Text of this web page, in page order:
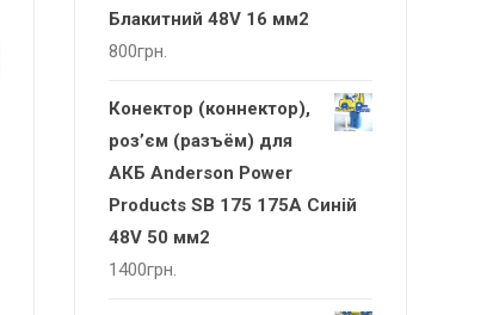
Блакитний 48V 16 мм2
800грн.
Конектор (коннектор),
роз’єм (разъём) для
АКБ Anderson Power
Products SB 175 175А Синій
48V 50 мм2
1400грн.